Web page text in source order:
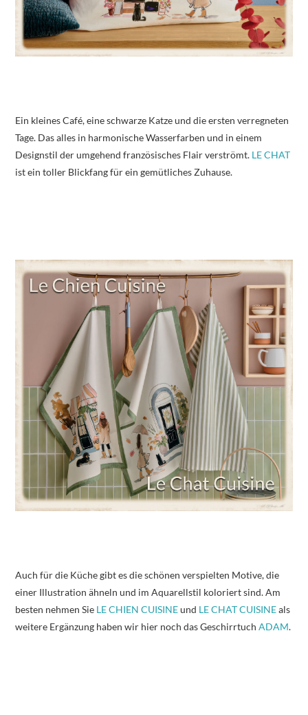
Ein kleines Café, eine schwarze Katze und die ersten verregneten
Tage. Das alles in harmonische Wasserfarben und in einem
Designstil der umgehend französisches Flair verströmt. LE CHAT
ist ein toller Blickfang für ein gemütliches Zuhause.
Auch für die Küche gibt es die schönen verspielten Motive, die
einer Illustration ähneln und im Aquarellstil koloriert sind. Am
besten nehmen Sie LE CHIEN CUISINEund LE CHAT CUISINEals
weitere Ergänzung haben wir hier noch das GeschirrtuchADAM.